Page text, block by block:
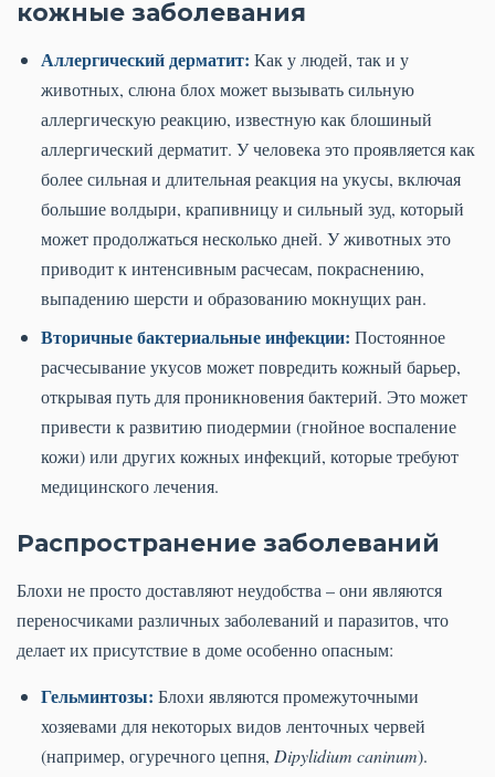
кожные заболевания
Аллергический дерматит: Как у людей, так и у
животных, слюна блох может вызывать сильную
аллергическую реакцию, известную как блошиный
аллергический дерматит. У человека это проявляется как
более сильная и длительная реакция на укусы, включая
большие волдыри, крапивницу и сильный зуд, который
может продолжаться несколько дней. У животных это
приводит к интенсивным расчесам, покраснению,
выпадению шерсти и образованию мокнущих ран.
Вторичные бактериальные инфекции: Постоянное
расчесывание укусов может повредить кожный барьер,
открывая путь для проникновения бактерий. Это может
привести к развитию пиодермии (гнойное воспаление
кожи) или других кожных инфекций, которые требуют
медицинского лечения.
Распространение заболеваний
Блохи не просто доставляют неудобства – они являются
переносчиками различных заболеваний и паразитов, что
делает их присутствие в доме особенно опасным:
Гельминтозы: Блохи являются промежуточными
хозяевами для некоторых видов ленточных червей
(например, огуречного цепня, Dipylidium caninum).